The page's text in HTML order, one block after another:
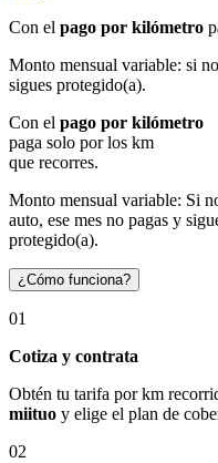
Con el pago por kilómetro
Monto mensual variable: si
sigues protegido(a).
Con el pago por kilómetro
paga solo por los km
que recorres.
Monto mensual variable: Si
auto, ese mes no pagas y
protegido(a).
¿Cómo funciona?
01
Cotiza y contrata
Obtén tu tarifa por km
miituo y elige el plan de
02